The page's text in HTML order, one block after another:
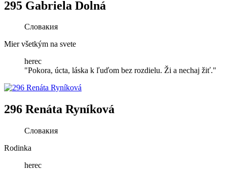
295 Gabriela Dolná
Словакия
Mier všetkým na svete
herec
"Pokora, úcta, láska k ľuďom bez rozdielu. Ži a nechaj žiť."
296 Renáta Ryníková
Словакия
Rodinka
herec